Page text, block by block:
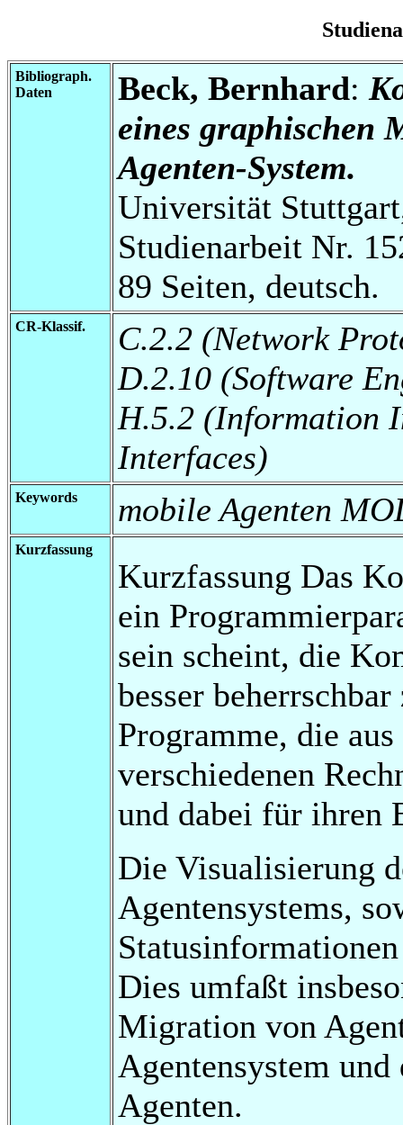
Bibliograph.
Daten
Beck, Bernhard:
eines graphischen
Agenten-System.
Universität
Studienarbeit Nr.
89 Seiten, deutsch.
CR-Klassif.
C.2.2 (Network
D.2.10 (Software
H.5.2 (Information
Interfaces)
Keywords mobile Agenten
Kurzfassung
Kurzfassung Das
ein
sein scheint, die
besser
Programme, die
verschiedenen
und dabei für ihren
Die Visualisierung
Agentensystems,
Dies umfaßt
Migration von
Agentensystem
Agenten.